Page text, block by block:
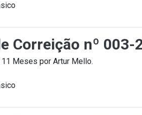
Correição nº 003-
Meses por Artur Mello.